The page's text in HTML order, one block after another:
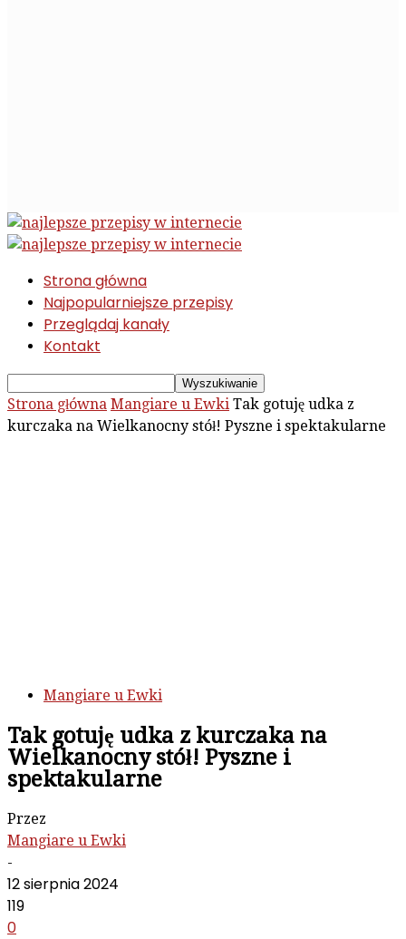
Strona główna
Najpopularniejsze przepisy
Przeglądaj kanały
Kontakt
Strona główna Mangiare u Ewki Tak gotuję udka z
kurczaka na Wielkanocny stół! Pyszne i spektakularne
Mangiare u Ewki
Tak gotuję udka z kurczaka na
Wielkanocny stół! Pyszne i
spektakularne
Przez
Mangiare u Ewki
-
12 sierpnia 2024
119
0